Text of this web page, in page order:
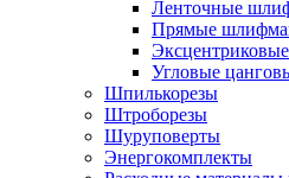
Ленточные
Прямые
Угловые
Шпилькорезы
Штроборезы
Шуруповерты
Энергокомплекты